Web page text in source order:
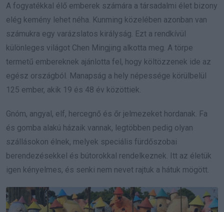
A fogyatékkal élő emberek számára a társadalmi élet bizony
elég kemény lehet néha. Kunming közelében azonban van
számukra egy varázslatos királyság. Ezt a rendkívül
különleges világot Chen Mingjing alkotta meg. A törpe
termetű embereknek ajánlotta fel, hogy költözzenek ide az
egész országból. Manapság a hely népessége körülbelül
125 ember, akik 19 és 48 év közöttiek.
Gnóm, angyal, elf, hercegnő és őr jelmezeket hordanak. Fa
és gomba alakú házaik vannak, legtöbben pedig olyan
szállásokon élnek, melyek speciális fürdőszobai
berendezésekkel és bútorokkal rendelkeznek. Itt az életük
igen kényelmes, és senki nem nevet rajtuk a hátuk mögött.